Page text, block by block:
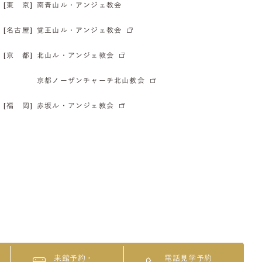
[東 京] 南青山ル・アンジェ教会
[名古屋] 覚王山ル・アンジェ教会
[京 都] 北山ル・アンジェ教会
京都ノーザンチャーチ北山教会
[福 岡] 赤坂ル・アンジェ教会
来館予約・ 電話見学予約